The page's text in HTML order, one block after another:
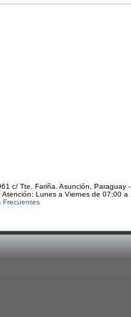
c/ Tte. Fariña. Asunción, Paraguay
Atención: Lunes a Viernes de 07:00 a
Frecuentes